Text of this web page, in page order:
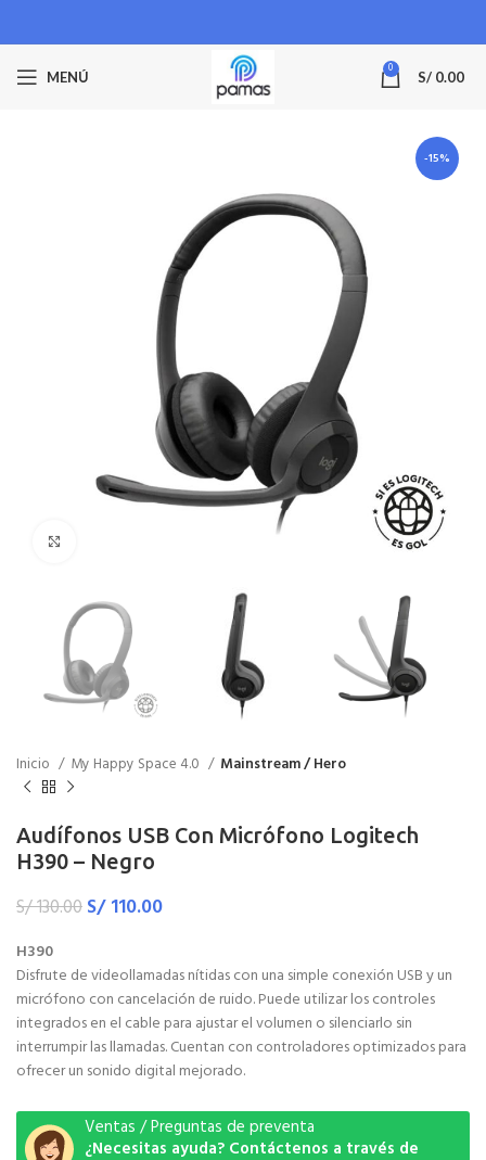
MENÚ 0 S/ 0.00
-15%
Inicio My Happy Space 4.0 Mainstream / Hero
Audífonos USB Con Micrófono Logitech
H390 – Negro
S/130.00S/110.00
H390
Disfrute de videollamadas nítidas con una simple conexión USB y un
micrófono con cancelación de ruido. Puede utilizar los controles
integrados en el cable para ajustar el volumen o silenciarlo sin
interrumpir las llamadas. Cuentan con controladores optimizados para
ofrecer un sonido digital mejorado.
Ventas / Preguntas de preventa
¿Necesitas ayuda? Contáctenos a través de